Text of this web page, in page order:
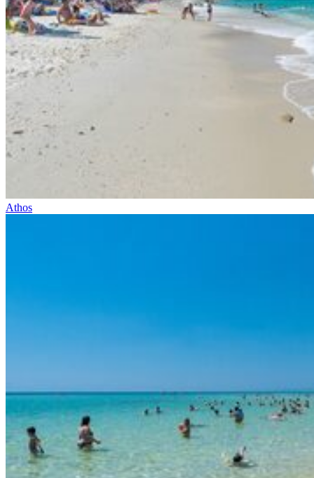
Athos